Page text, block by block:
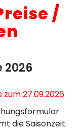
/
2026
27.09.2026
die Saisonzeit.